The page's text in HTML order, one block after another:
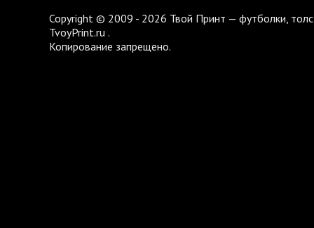
Copyright © 2009 - 2026 Твой Принт — футболки,
TvoyPrint.ru .
Копирование запрещено.